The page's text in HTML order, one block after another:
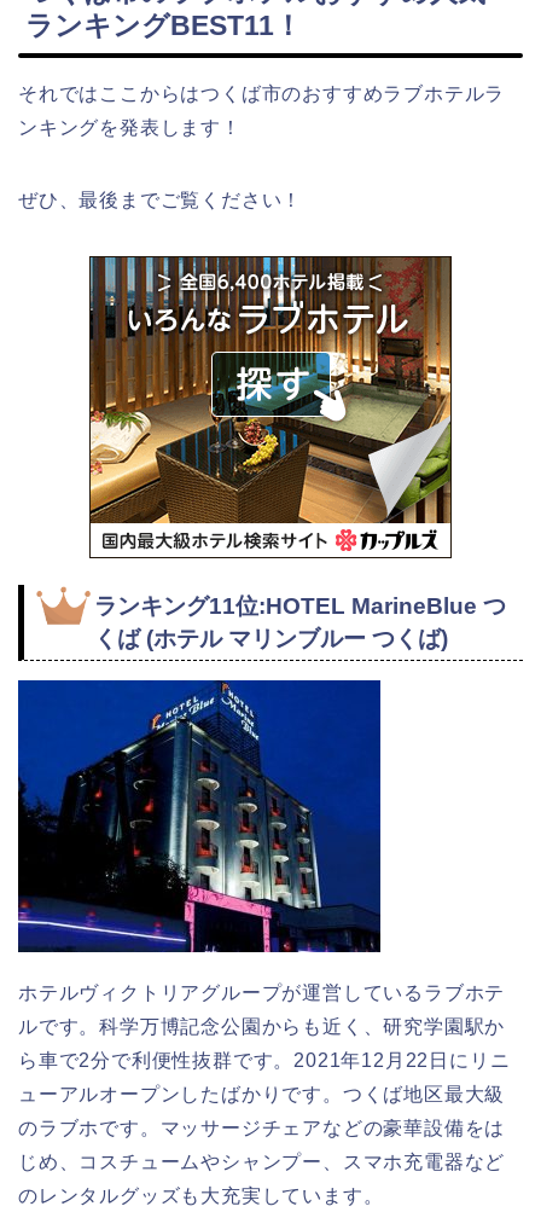
ランキングBEST11！
それではここからはつくば市のおすすめラブホテルラ
ンキングを発表します！
ぜひ、最後までご覧ください！
ランキング11位:HOTEL MarineBlue つ
くば (ホテル マリンブルー つくば)
ホテルヴィクトリアグループが運営しているラブホテ
ルです。科学万博記念公園からも近く、研究学園駅か
ら車で2分で利便性抜群です。2021年12月22日にリニ
ューアルオープンしたばかりです。つくば地区最大級
のラブホです。マッサージチェアなどの豪華設備をは
じめ、コスチュームやシャンプー、スマホ充電器など
のレンタルグッズも大充実しています。